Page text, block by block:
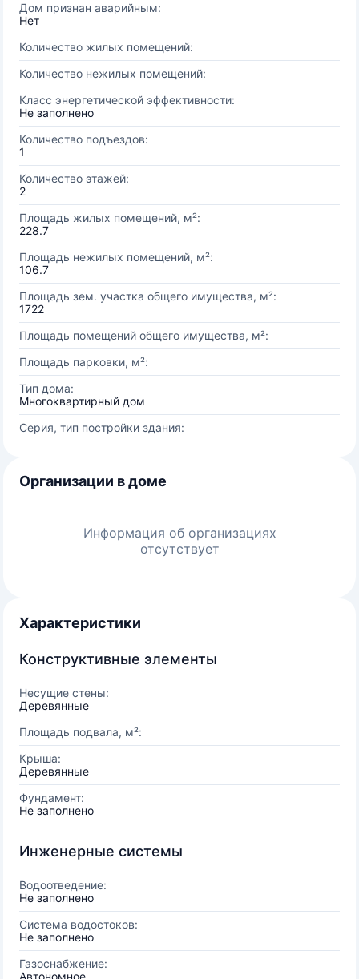
Дом признан аварийным:
Нет
Количество жилых помещений:
Количество нежилых помещений:
Класс энергетической эффективности:
Не заполнено
Количество подъездов:
1
Количество этажей:
2
Площадь жилых помещений, м²:
228.7
Площадь нежилых помещений, м²:
106.7
Площадь зем. участка общего имущества, м²:
1722
Площадь помещений общего имущества, м²:
Площадь парковки, м²:
Тип дома:
Многоквартирный дом
Серия, тип постройки здания:
Организации в доме
Информация об организациях
отсутствует
Характеристики
Конструктивные элементы
Несущие стены:
Деревянные
Площадь подвала, м²:
Крыша:
Деревянные
Фундамент:
Не заполнено
Инженерные системы
Водоотведение:
Не заполнено
Система водостоков:
Не заполнено
Газоснабжение:
Автономное